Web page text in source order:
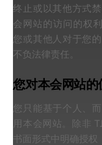
终止或以其他方式
会网站的访问的权
您或其他人对于您
不负法律责任。
您对本会网站的
您只能基于个人、
用本会网站。除非
书面形式中明确授权